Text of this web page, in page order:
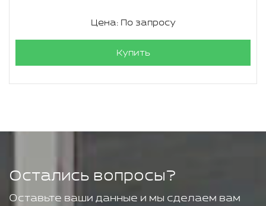
Цена: По запросу
Купить
Остались вопросы?
Оставьте ваши данные и мы сделаем вам